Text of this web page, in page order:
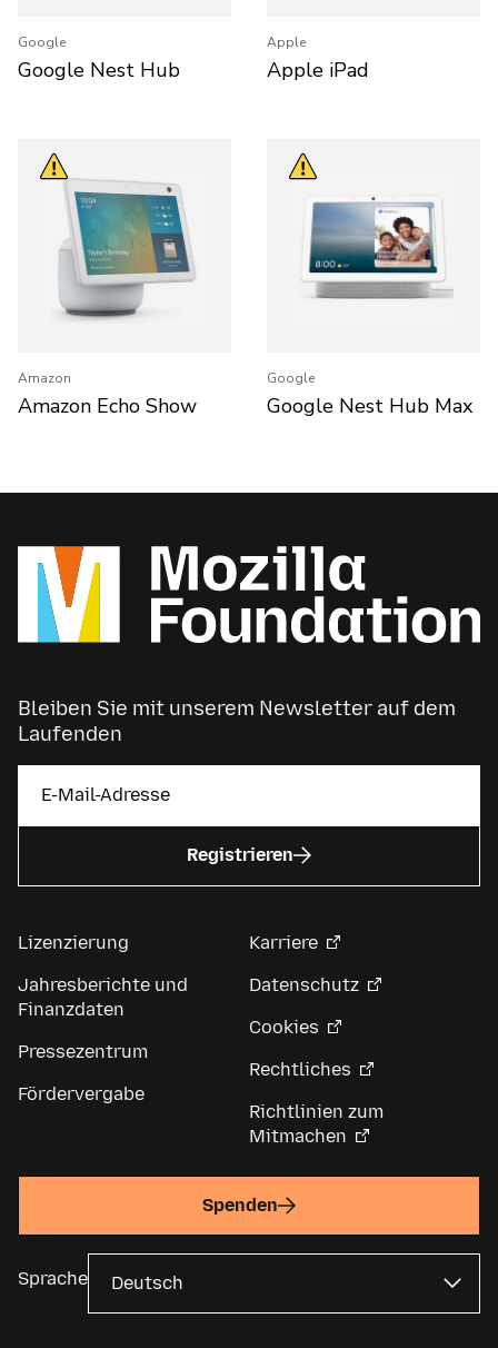
Google
Google Nest Hub
Apple
Apple iPad
Amazon
Amazon Echo Show
Google
Google Nest Hub Max
Bleiben Sie mit unserem Newsletter auf dem
Laufenden
Registrieren
Lizenzierung
Jahresberichte und
Finanzdaten
Pressezentrum
Fördervergabe
Karriere
Datenschutz
Cookies
Rechtliches
Richtlinien zum
Mitmachen
Spenden
Sprache